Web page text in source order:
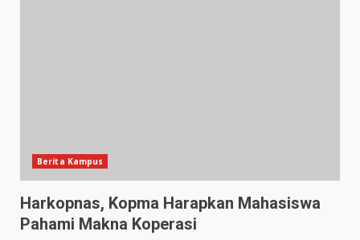
Berita Kampus
Harkopnas, Kopma Harapkan Mahasiswa
Pahami Makna Koperasi